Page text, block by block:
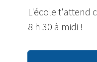
L'école t'attend
8 h 30 à midi !